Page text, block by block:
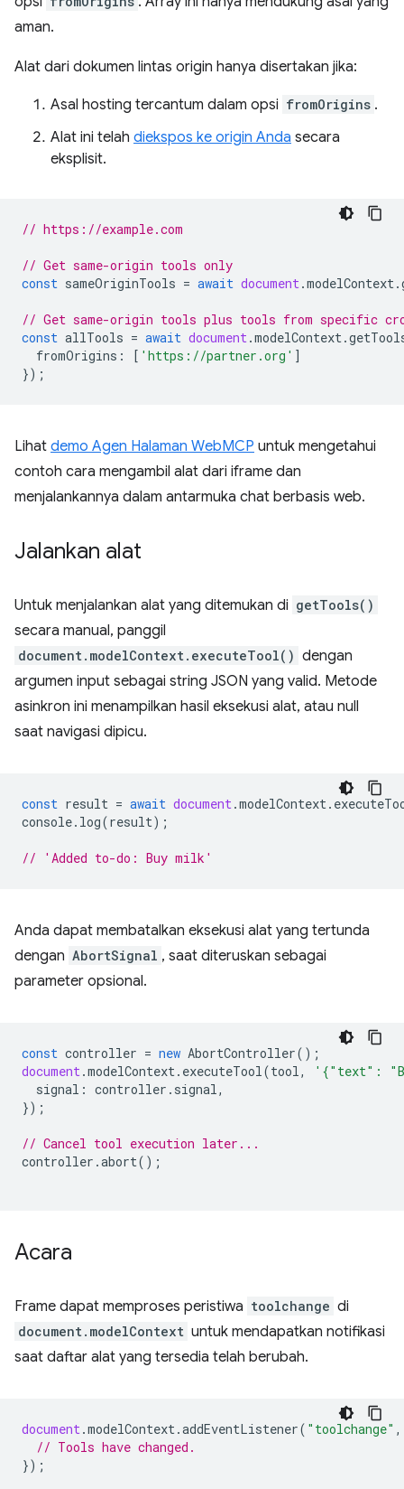
aman.
Alat dari dokumen lintas origin hanya disertakan jika:
Asal hosting tercantum dalam opsi fromOrigins .
Alat ini telah diekspos ke origin Anda secara
eksplisit.
// https://example.com
// Get same-origin tools only
const sameOriginTools = await document.modelContext.
// Get same-origin tools plus tools from specific
const allTools = await document.modelContext.
fromOrigins : [ 'https://partner.org' ]
});
Lihat demo Agen Halaman WebMCP untuk mengetahui
contoh cara mengambil alat dari iframe dan
menjalankannya dalam antarmuka chat berbasis web.
Jalankan alat
Untuk menjalankan alat yang ditemukan di getTools()
secara manual, panggil
document.modelContext.executeTool() dengan
argumen input sebagai string JSON yang valid. Metode
asinkron ini menampilkan hasil eksekusi alat, atau null
saat navigasi dipicu.
const result = await document.modelContext.
console. log(result);
// 'Added to-do: Buy milk'
Anda dapat membatalkan eksekusi alat yang tertunda
dengan AbortSignal , saat diteruskan sebagai
parameter opsional.
const controller = new AbortController();
document.modelContext. executeTool(tool,
'{"text":
signal : controller . signal,
});
// Cancel tool execution later...
controller .abort();
Acara
Frame dapat memproses peristiwa toolchange di
document.modelContext untuk mendapatkan notifikasi
saat daftar alat yang tersedia telah berubah.
document.modelContext.addEventListener( "toolchange" ,
// Tools have changed.
});